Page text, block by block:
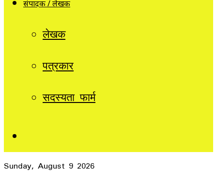
संपादक / लेखक
लेखक
पत्रकार
सदस्यता फार्म
Sunday, August 9 2026